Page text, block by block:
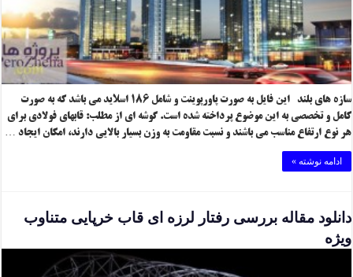
سازه های بلند این فایل به صورت پاورپوینت و شامل ۱۸۶ اسلاید می باشد که به صورت
کامل و تخصصی به این موضوع پرداخته شده است. گوشه ای از مطلب: قابهای فولادی برای
هر نوع ارتفاع مناسب می باشند و نسبت مقاومت به وزن بسیار بالایی دارند، امکان ایجاد …
ادامه نوشته »
دانلود مقاله بررسی رفتار لرزه ای قاب خرپایی متناوب
ویژه